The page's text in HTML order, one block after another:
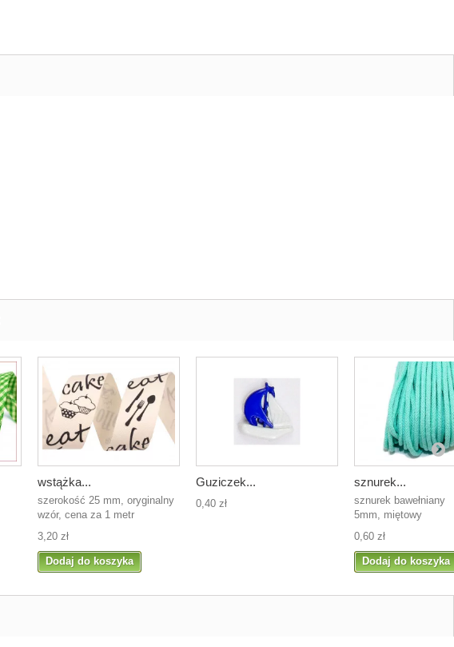
wstążka...
szerokość 25 mm, oryginalny
wzór, cena za 1 metr
3,20 zł
Dodaj do koszyka
Guziczek...
0,40 zł
sznurek...
sznurek bawełniany
5mm, miętowy
0,60 zł
Dodaj do koszyka